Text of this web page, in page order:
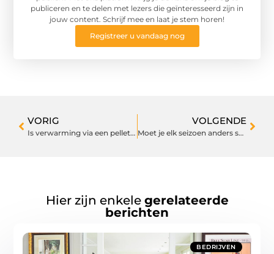
publiceren en te delen met lezers die geïnteresseerd zijn in
jouw content. Schrijf mee en laat je stem horen!
Registreer u vandaag nog
VORIG
Is verwarming via een pelletkachel goedkoper dan gas?
VOLGENDE
Moet je elk seizoen anders schoonmaken?
Hier zijn enkele gerelateerde
berichten
BEDRIJVEN